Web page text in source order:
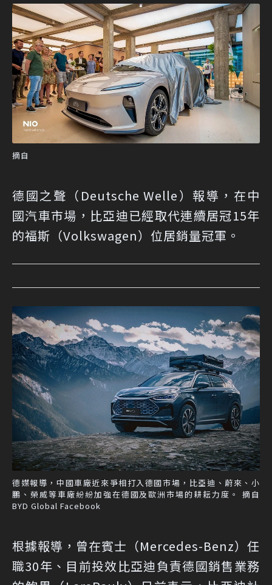
摘自
德國之聲（Deutsche Welle）報導，在中
國汽車市場，比亞迪已經取代連續居冠15年
的福斯（Volkswagen）位居銷量冠軍。
德媒報導，中國車廠近來爭相打入德國市場，比亞迪、蔚來、小
鵬、榮威等車廠紛紛加強在德國及歐洲市場的耕耘力度。 摘自
BYD Global Facebook
根據報導，曾在賓士（Mercedes-Benz）任
職30年、目前投效比亞迪負責德國銷售業務